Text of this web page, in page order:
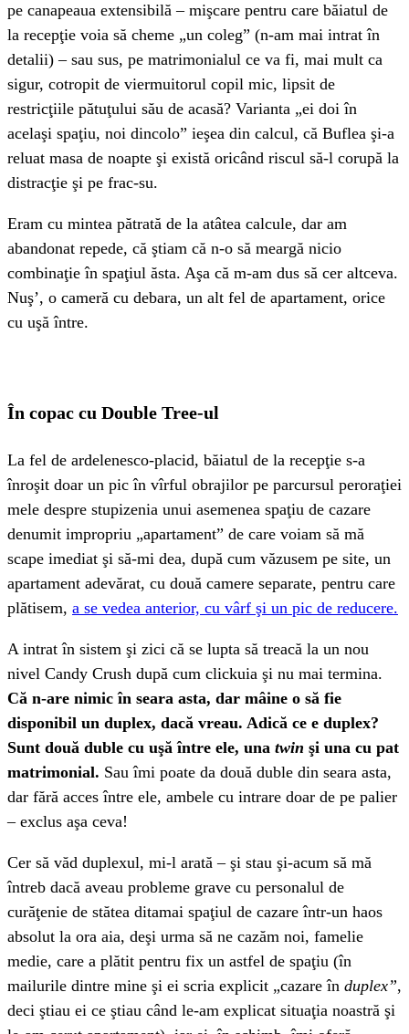
pe canapeaua extensibilă – mişcare pentru care băiatul de
la recepţie voia să cheme „un coleg” (n-am mai intrat în
detalii) – sau sus, pe matrimonialul ce va fi, mai mult ca
sigur, cotropit de viermuitorul copil mic, lipsit de
restricţiile pătuţului său de acasă? Varianta „ei doi în
acelaşi spaţiu, noi dincolo” ieşea din calcul, că Buflea şi-a
reluat masa de noapte şi există oricând riscul să-l corupă la
distracţie şi pe frac-su.
Eram cu mintea pătrată de la atâtea calcule, dar am
abandonat repede, că ştiam că n-o să meargă nicio
combinaţie în spaţiul ăsta. Aşa că m-am dus să cer altceva.
Nuş’, o cameră cu debara, un alt fel de apartament, orice
cu uşă între.
În copac cu Double Tree-ul
La fel de ardelenesco-placid, băiatul de la recepţie s-a
înroşit doar un pic în vîrful obrajilor pe parcursul peroraţiei
mele despre stupizenia unui asemenea spaţiu de cazare
denumit impropriu „apartament” de care voiam să mă
scape imediat şi să-mi dea, după cum văzusem pe site, un
apartament adevărat, cu două camere separate, pentru care
plătisem, a se vedea anterior, cu vârf şi un pic de reducere.
A intrat în sistem şi zici că se lupta să treacă la un nou
nivel Candy Crush după cum clickuia şi nu mai termina.
Că n-are nimic în seara asta, dar mâine o să fie
disponibil un duplex, dacă vreau. Adică ce e duplex?
Sunt două duble cu uşă între ele, una twin şi una cu pat
matrimonial. Sau îmi poate da două duble din seara asta,
dar fără acces între ele, ambele cu intrare doar de pe palier
– exclus aşa ceva!
Cer să văd duplexul, mi-l arată – şi stau şi-acum să mă
întreb dacă aveau probleme grave cu personalul de
curăţenie de stătea ditamai spaţiul de cazare într-un haos
absolut la ora aia, deşi urma să ne cazăm noi, famelie
medie, care a plătit pentru fix un astfel de spaţiu (în
mailurile dintre mine şi ei scria explicit „cazare în duplex”,
deci ştiau ei ce ştiau când le-am explicat situaţia noastră şi